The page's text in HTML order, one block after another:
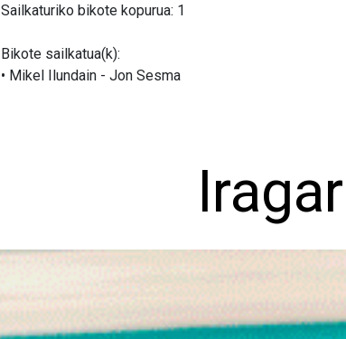
Sailkaturiko bikote kopurua: 1
Bikote sailkatua(k):
• Mikel Ilundain - Jon Sesma